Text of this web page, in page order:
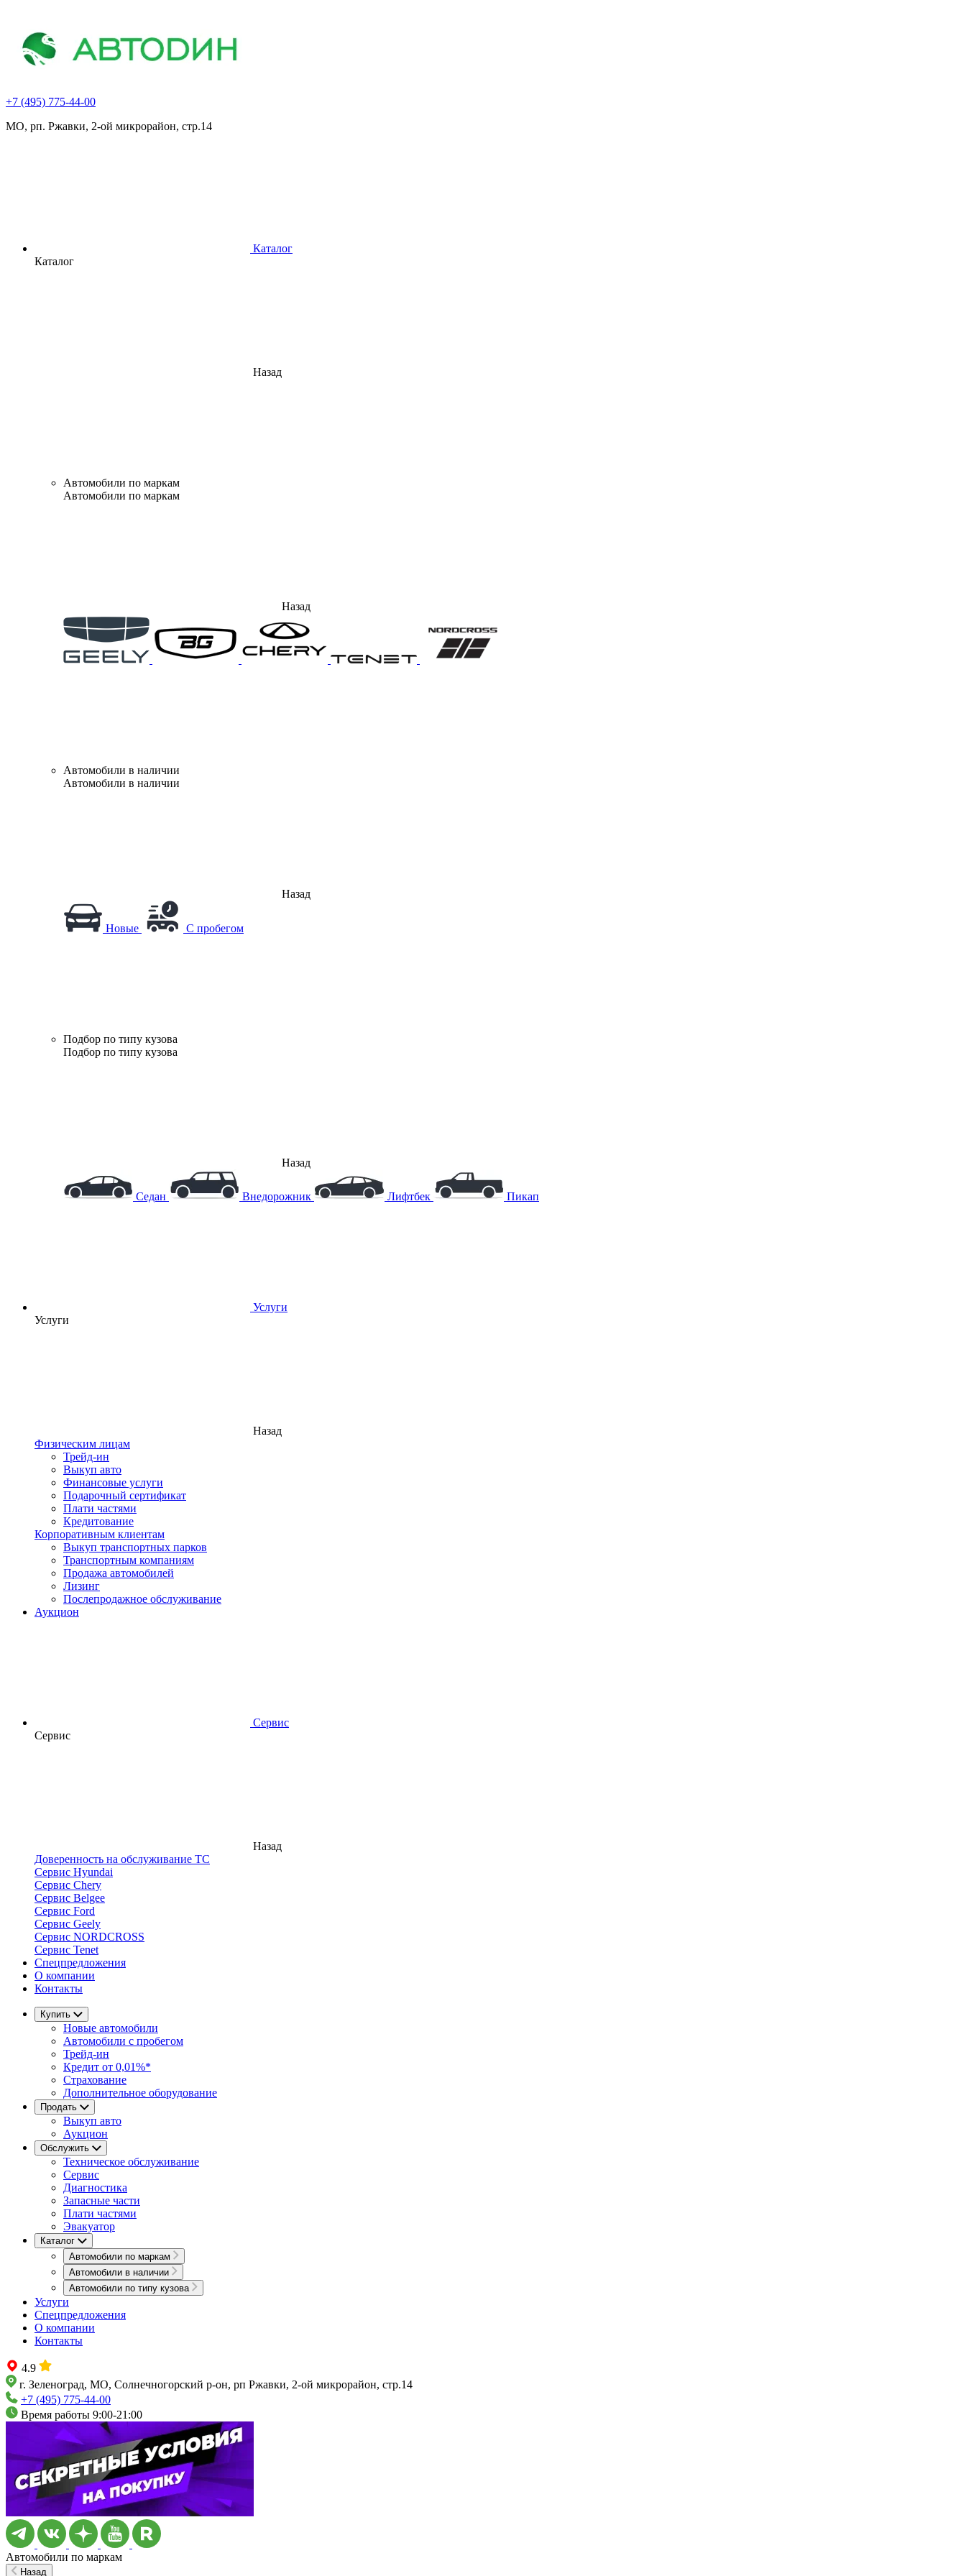
+7 (495) 775-44-00
МО, рп. Ржавки, 2-ой микрорайон, стр.14
Каталог
Каталог
Назад
Автомобили по маркам
Автомобили по маркам
Назад
Автомобили в наличии
Автомобили в наличии
Назад
Новые С пробегом
Подбор по типу кузова
Подбор по типу кузова
Назад
Седан Внедорожник Лифтбек Пикап
Услуги
Услуги
Назад
Физическим лицам
Трейд-ин
Выкуп авто
Финансовые услуги
Подарочный сертификат
Плати частями
Кредитование
Корпоративным клиентам
Выкуп транспортных парков
Транспортным компаниям
Продажа автомобилей
Лизинг
Послепродажное обслуживание
Аукцион
Сервис
Сервис
Назад
Доверенность на обслуживание ТС
Сервис Hyundai
Сервис Chery
Сервис Belgee
Сервис Ford
Сервис Geely
Сервис NORDCROSS
Сервис Tenet
Спецпредложения
О компании
Контакты
Купить
Новые автомобили
Автомобили с пробегом
Трейд-ин
Кредит от 0,01%*
Страхование
Дополнительное оборудование
Продать
Выкуп авто
Аукцион
Обслужить
Техническое обслуживание
Сервис
Диагностика
Запасные части
Плати частями
Эвакуатор
Каталог
Автомобили по маркам
Автомобили в наличии
Автомобили по типу кузова
Услуги
Спецпредложения
О компании
Контакты
4.9
г. Зеленоград, МО, Солнечногорский р-он, рп Ржавки, 2-ой микрорайон, стр.14
+7 (495) 775-44-00
Время работы 9:00-21:00
Автомобили по маркам
Назад